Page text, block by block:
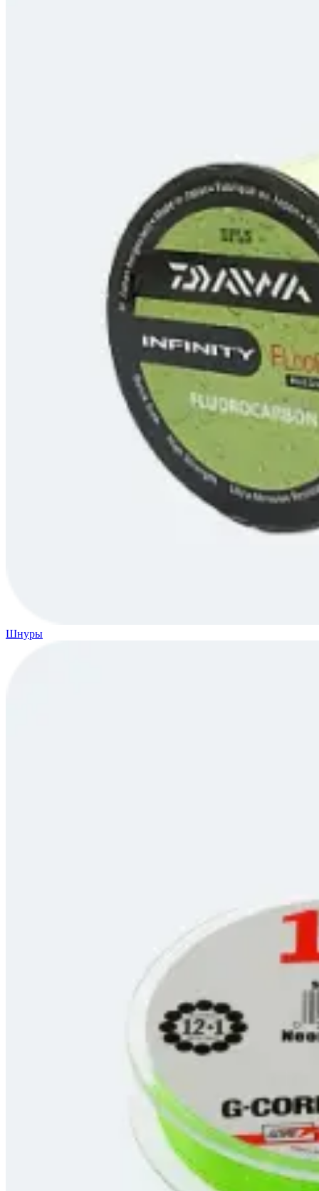
Шнуры